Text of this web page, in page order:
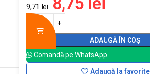
9,71lei
ADAUGĂ ÎN COȘ
Comandă pe WhatsApp
Adaugă la favorite